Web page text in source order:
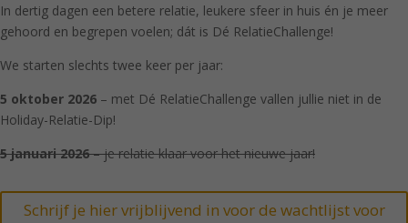
In dertig dagen een betere relatie, leukere sfeer in huis én je meer
gehoord en begrepen voelen; dát is Dé RelatieChallenge!
We starten slechts twee keer per jaar:
5 oktober 2026 – met Dé RelatieChallenge vallen jullie niet in de
Holiday-Relatie-Dip!
5 januari 2026– je relatie klaar voor het nieuwe jaar!
Schrijf je hier vrijblijvend in voor de wachtlijst voor